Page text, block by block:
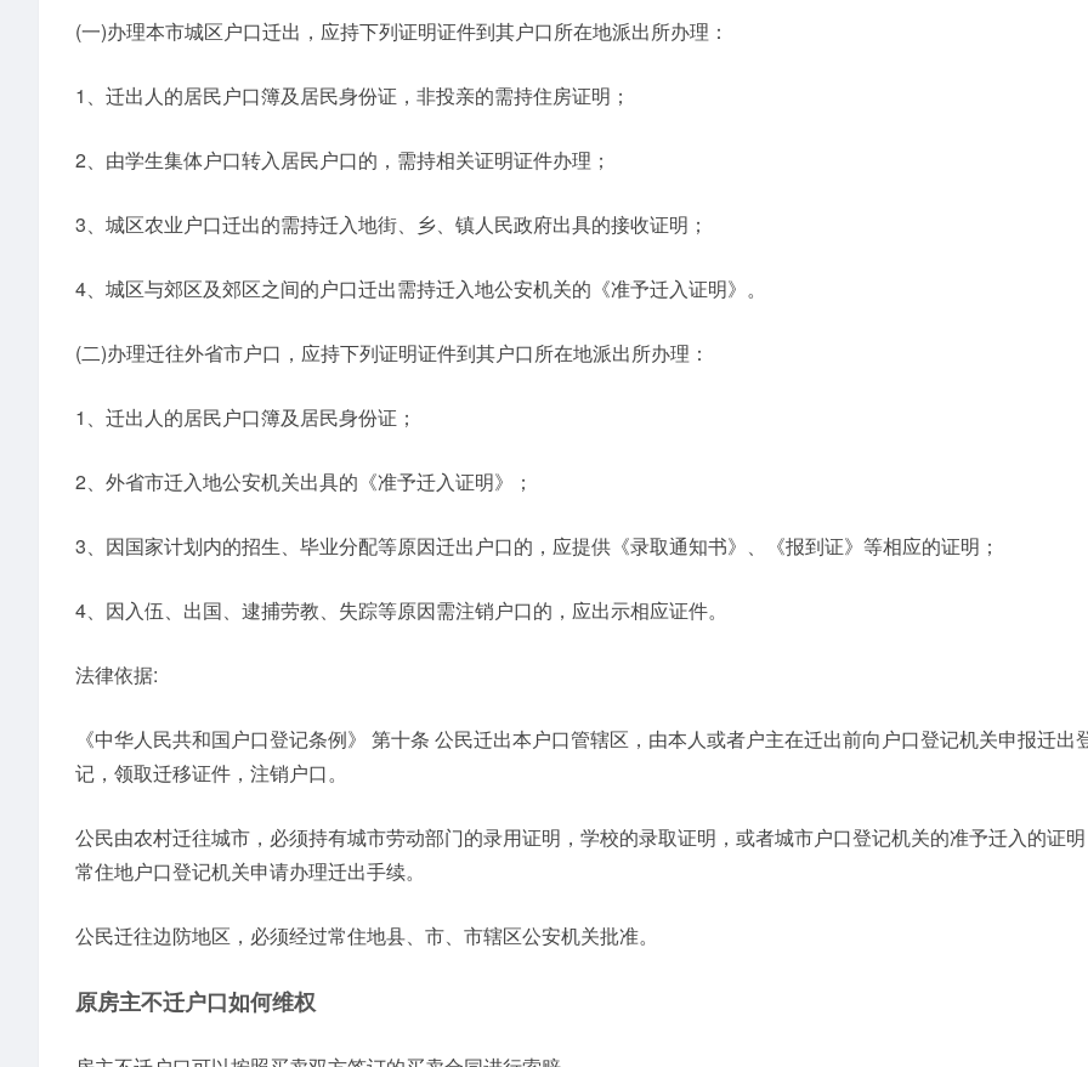
(一)办理本市城区户口迁出，应持下列证明证件到其户口所在地派出所办理：
1、迁出人的居民户口簿及居民身份证，非投亲的需持住房证明；
2、由学生集体户口转入居民户口的，需持相关证明证件办理；
3、城区农业户口迁出的需持迁入地街、乡、镇人民政府出具的接收证明；
4、城区与郊区及郊区之间的户口迁出需持迁入地公安机关的《准予迁入证明》。
(二)办理迁往外省市户口，应持下列证明证件到其户口所在地派出所办理：
1、迁出人的居民户口簿及居民身份证；
2、外省市迁入地公安机关出具的《准予迁入证明》；
3、因国家计划内的招生、毕业分配等原因迁出户口的，应提供《录取通知书》、《报到证》等相应的证明；
4、因入伍、出国、逮捕劳教、失踪等原因需注销户口的，应出示相应证件。
法律依据:
《中华人民共和国户口登记条例》 第十条 公民迁出本户口管辖区，由本人或者户主在迁出前向户口登记机关申报迁出
记，领取迁移证件，注销户口。
公民由农村迁往城市，必须持有城市劳动部门的录用证明，学校的录取证明，或者城市户口登记机关的准予迁入的证
常住地户口登记机关申请办理迁出手续。
公民迁往边防地区，必须经过常住地县、市、市辖区公安机关批准。
原房主不迁户口如何维权